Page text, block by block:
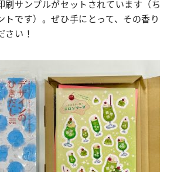
刷サンプルがセットされています（ち
トです）。ぜひ手にとって、その香り
さい！